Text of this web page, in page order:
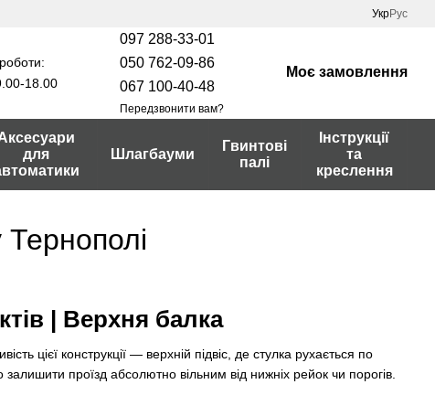
УкрРус
18.00
097 288-33-01
050 762-09-86
067 100-40-48
Передзвонити вам?
Моє замовлення
для
Шлагбауми
Гвинтові
палі
Інструкції
та
креслення
Тернополі
| Верхня балка
цієї конструкції — верхній підвіс, де стулка рухається по
проїзд абсолютно вільним від нижніх рейок чи порогів.